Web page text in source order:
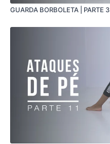
GUARDA BORBOLETA | PARTE 3